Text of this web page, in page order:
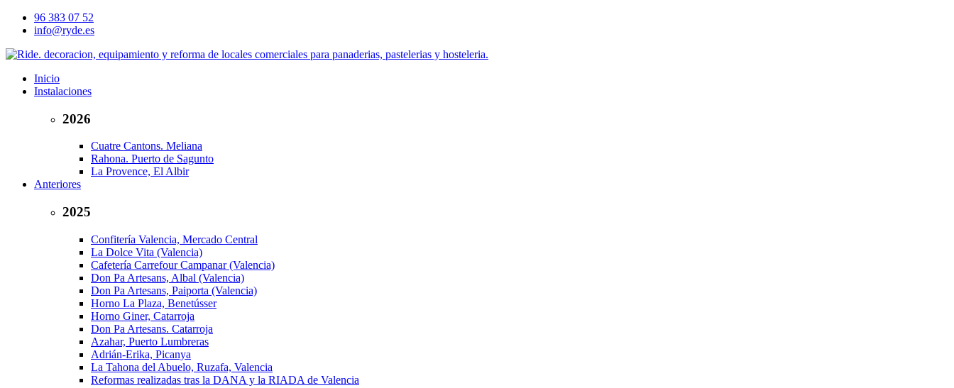
96 383 07 52
info@ryde.es
Inicio
Instalaciones
2026
Cuatre Cantons. Meliana
Rahona. Puerto de Sagunto
La Provence, El Albir
Anteriores
2025
Confitería Valencia, Mercado Central
La Dolce Vita (Valencia)
Cafetería Carrefour Campanar (Valencia)
Don Pa Artesans, Albal (Valencia)
Don Pa Artesans, Paiporta (Valencia)
Horno La Plaza, Benetússer
Horno Giner, Catarroja
Don Pa Artesans. Catarroja
Azahar, Puerto Lumbreras
Adrián-Erika, Picanya
La Tahona del Abuelo, Ruzafa, Valencia
Reformas realizadas tras la DANA y la RIADA de Valencia